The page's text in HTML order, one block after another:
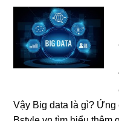
Vậy Big data là gì? Ứng